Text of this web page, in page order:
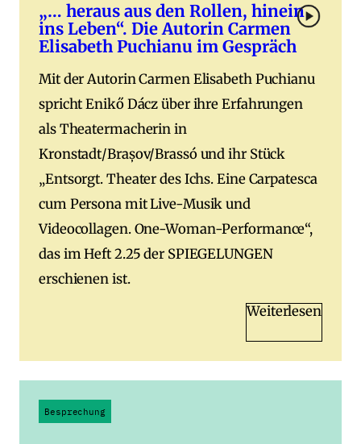
„… heraus aus den Rollen, hinein
ins Leben“. Die Autorin Carmen
Elisabeth Puchianu im Gespräch
Mit der Autorin Carmen Elisabeth Puchianu
spricht Enikő Dácz über ihre Erfahrungen
als Theatermacherin in
Kronstadt/Brașov/Brassó und ihr Stück
„Entsorgt. Theater des Ichs. Eine Carpatesca
cum Persona mit Live-Musik und
Videocollagen. One-Woman-Performance“,
das im Heft 2.25 der SPIEGELUNGEN
erschienen ist.
Weiterlesen
Besprechung